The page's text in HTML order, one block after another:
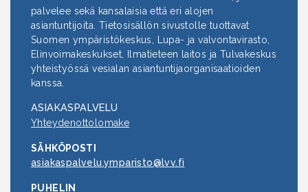
palvelee sekä kansalaisia että eri alojen
asiantuntijoita. Tietosisällön sivustolle tuottavat
Suomen ympäristökeskus, Lupa- ja valvontavirasto,
Elinvoimakeskukset, Ilmatieteen laitos ja Tulvakeskus
yhteistyössä vesialan asiantuntijaorganisaatioiden
kanssa.
ASIAKASPALVELU
Yhteydenottolomake
SÄHKÖPOSTI
asiakaspalvelu.ymparisto@lvv.fi
PUHELIN